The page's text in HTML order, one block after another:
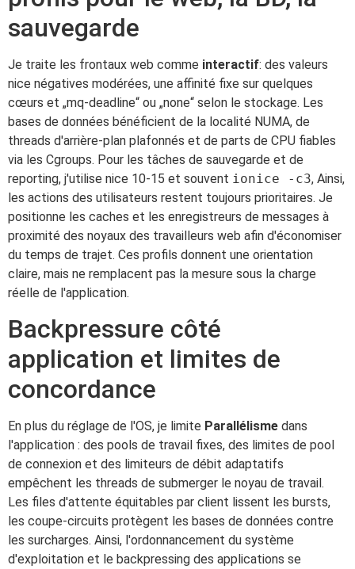
sauvegarde
Je traite les frontaux web comme interactif: des valeurs
nice négatives modérées, une affinité fixe sur quelques
cœurs et „mq-deadline“ ou „none“ selon le stockage. Les
bases de données bénéficient de la localité NUMA, de
threads d'arrière-plan plafonnés et de parts de CPU fiables
via les Cgroups. Pour les tâches de sauvegarde et de
reporting, j'utilise nice 10-15 et souvent ionice -c3, Ainsi,
les actions des utilisateurs restent toujours prioritaires. Je
positionne les caches et les enregistreurs de messages à
proximité des noyaux des travailleurs web afin d'économiser
du temps de trajet. Ces profils donnent une orientation
claire, mais ne remplacent pas la mesure sous la charge
réelle de l'application.
Backpressure côté
application et limites de
concordance
En plus du réglage de l'OS, je limite Parallélisme dans
l'application : des pools de travail fixes, des limites de pool
de connexion et des limiteurs de débit adaptatifs
empêchent les threads de submerger le noyau de travail.
Les files d'attente équitables par client lissent les bursts,
les coupe-circuits protègent les bases de données contre
les surcharges. Ainsi, l'ordonnancement du système
d'exploitation et le backpressing des applications se